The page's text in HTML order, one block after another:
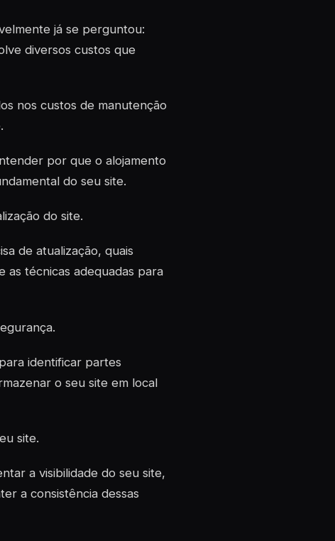
já se perguntou:
diversos custos que
nos custos de manutenção
por que o alojamento
do seu site.
do site.
de atualização, quais
as técnicas adequadas para
identificar partes
o seu site em local
site.
a visibilidade do seu site,
a consistência dessas